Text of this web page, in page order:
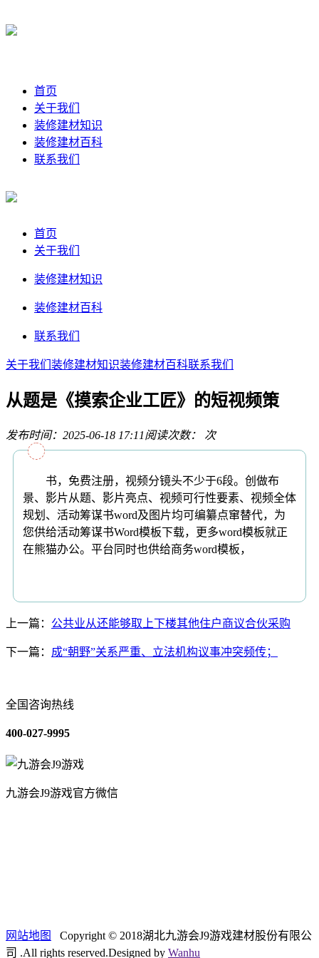
首页
关于我们
装修建材知识
装修建材百科
联系我们
首页
关于我们
装修建材知识
装修建材百科
联系我们
关于我们 装修建材知识装修建材百科联系我们
从题是《摸索企业工匠》的短视频策
发布时间：2025-06-18 17:11阅读次数： 次
书，免费注册，视频分镜头不少于6段。创做布
景、影片从题、影片亮点、视频可行性要素、视频全体
规划、活动筹谋书word及图片均可编纂点窜替代，为
您供给活动筹谋书Word模板下载，更多word模板就正
在熊猫办公。平台同时也供给商务word模板，
上一篇： 公共业从还能够取上下楼其他住户商议合伙采购
下一篇： 成“朝野”关系严重、立法机构议事冲突频传；
全国咨询热线
400-027-9995
九游会J9游戏官方微信
网站地图
Copyright © 2018湖北九游会J9游戏建材股份有限公
司 .All rights reserved.Designed by Wanhu